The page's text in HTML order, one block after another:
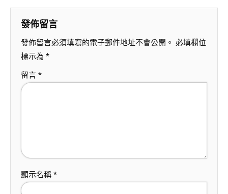
發佈留言
發佈留言必須填寫的電子郵件地址不會公開。 必填欄位
標示為 *
留言 *
顯示名稱 *